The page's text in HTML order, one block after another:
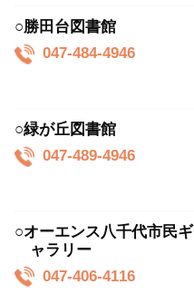
○勝田台図書館
047-484-4946
○緑が丘図書館
047-489-4946
○オーエンス八千代市民ギ
ャラリー
047-406-4116